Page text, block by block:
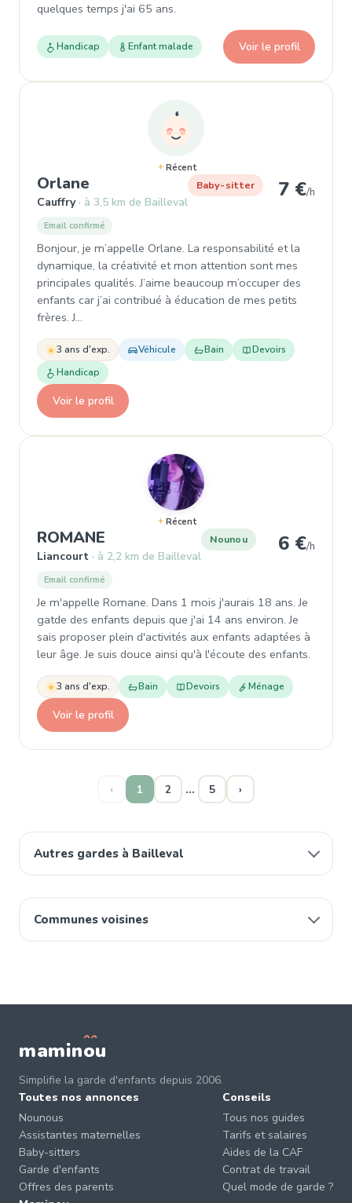
Autres gardes à Bailleval
Communes voisines
quelques temps j'ai 65 ans.
Handicap Enfant malade Voir le profil
Récent
Orlane , Garde d'enfant à Cauffry
Cauffry à 3,5 km de Bailleval
Baby-sitter 7 €/h
Email confirmé
Bonjour, je m’appelle Orlane. La responsabilité et la
dynamique, la créativité et mon attention sont mes
principales qualités. J’aime beaucoup m’occuper des
enfants car j’ai contribué à éducation de mes petits
frères. J…
3 ans d'exp. Véhicule Bain
Devoirs
Handicap
Voir le profil
Récent
ROMANE , Garde d'enfant à Liancourt
Liancourt à 2,2 km de Bailleval
Nounou 6 €/h
Email confirmé
Je m'appelle Romane. Dans 1 mois j'aurais 18 ans. Je
gatde des enfants depuis que j'ai 14 ans environ. Je
sais proposer plein d'activités aux enfants adaptées à
leur âge. Je suis douce ainsi qu'à l'écoute des enfants.
3 ans d'exp. Bain Devoirs Ménage
Voir le profil
‹ 1 2 … 5 ›
maminou
Simplifie la garde d'enfants depuis 2006.
Toutes nos annonces
Nounous
Assistantes maternelles
Baby-sitters
Garde d'enfants
Offres des parents
Conseils
Tous nos guides
Tarifs et salaires
Aides de la CAF
Contrat de travail
Quel mode de garde ?